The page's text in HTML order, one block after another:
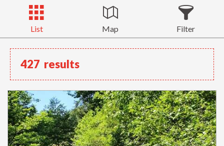
List Map Filter
427 results